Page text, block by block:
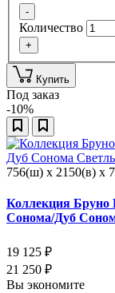
-
Количество
+
Купить
Под заказ
-10%
756(ш) x 2150(в) x
Коллекция
Сонома/Дуб
19 125 ₽
21 250 ₽
Вы экономите